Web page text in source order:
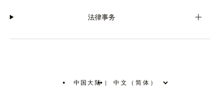
法律事务
中国大陆 |